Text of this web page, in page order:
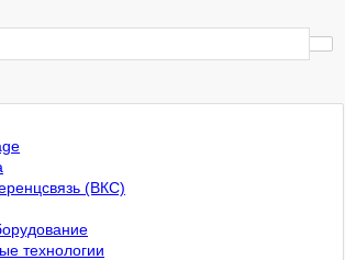
(ВКС)
технологии